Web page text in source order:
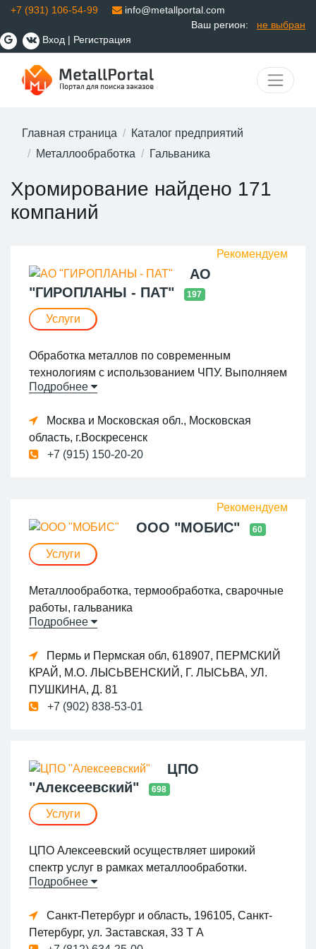
+7 (931) 106-54-99
info@metallportal.com
Ваш регион:
не выбран
Вход | Регистрация
Главная страница
Каталог предприятий
Металлообработка
Гальваника
Хромирование найдено 171
компаний
АО
"ГИРОПЛАНЫ - ПАТ"
197
Услуги
Обработка металлов по современным
технологиям с использованием ЧПУ. Выполняем
сложные производственные задачи по
фрезерные, фрезерные с ЧПУ 3-4 оси,
универсальный парк станочного оборудования
Подробнее
Москва и Московская обл., Московская
область, г.Воскресенск
+7 (915) 150-20-20
ООО "МОБИС" 60
Услуги
Металлообработка, термообработка, сварочные
работы, гальваника
Подробнее
Пермь и Пермская обл, 618907, ПЕРМСКИЙ
КРАЙ, М.О. ЛЫСЬВЕНСКИЙ, Г. ЛЫСЬВА, УЛ.
ПУШКИНА, Д. 81
+7 (902) 838-53-01
ЦПО
"Алексеевский"
698
Услуги
ЦПО Алексеевский осуществляет широкий
спектр услуг в рамках металлообработки.
производству как простых деталей, так и
сложных многосоставных узлов. Благодаря
современному оборудованию и
Подробнее
Санкт-Петербург и область, 196105, Санкт-
Петербург, ул. Заставская, 33 Т А